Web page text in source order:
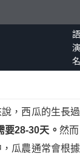
，西瓜的生長
要28-30天。然
瓜農通常會根